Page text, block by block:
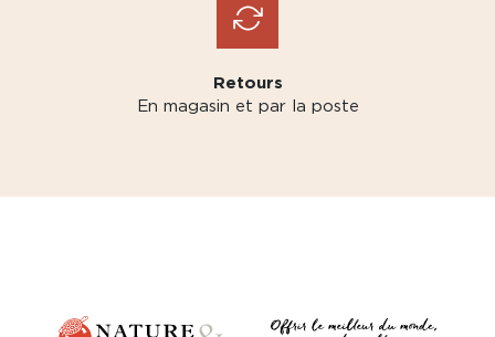
Retours
En magasin et par la poste